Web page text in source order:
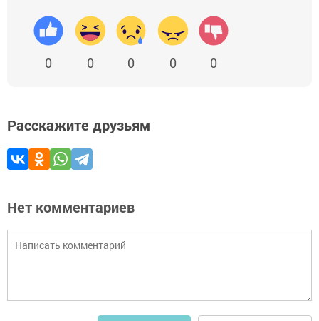
0 0 0 0 0
Расскажите друзьям
Нет комментариев